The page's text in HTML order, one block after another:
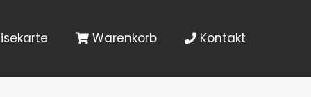
Warenkorb Kontakt